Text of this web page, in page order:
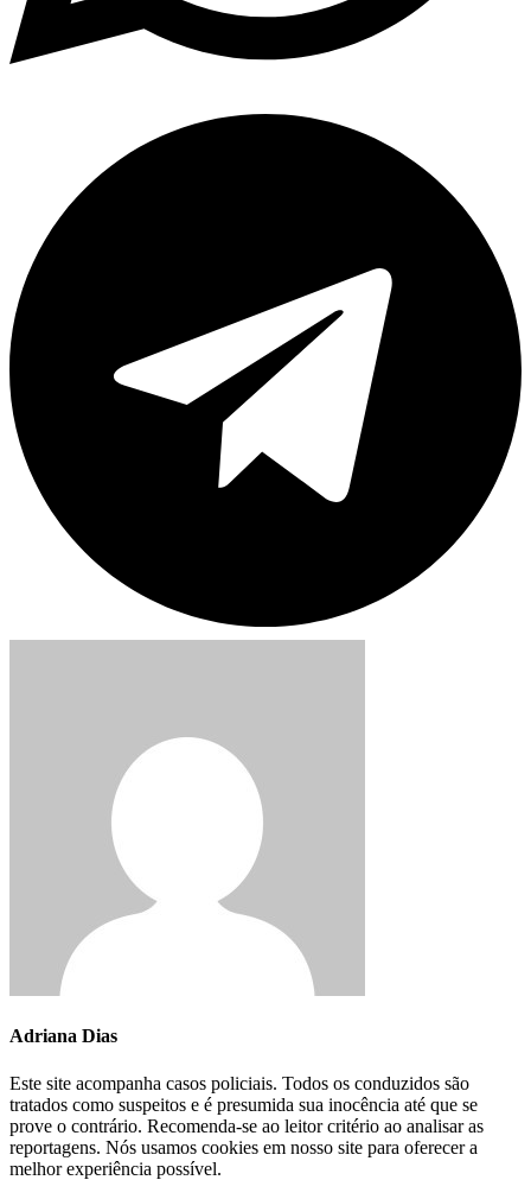
Adriana Dias
Este site acompanha casos policiais. Todos os conduzidos são
tratados como suspeitos e é presumida sua inocência até que se
prove o contrário. Recomenda-se ao leitor critério ao analisar as
reportagens. Nós usamos cookies em nosso site para oferecer a
melhor experiência possível.